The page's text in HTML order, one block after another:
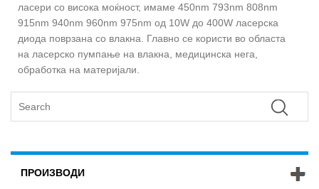
ласери со висока моќност, имаме 450nm 793nm 808nm
915nm 940nm 960nm 975nm од 10W до 400W ласерска
диода поврзана со влакна. Главно се користи во областа
на ласерско пумпање на влакна, медицинска нега,
обработка на материјали.
ПРОИЗВОДИ